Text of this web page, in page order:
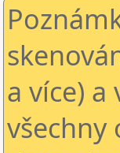
a více) a
všechny